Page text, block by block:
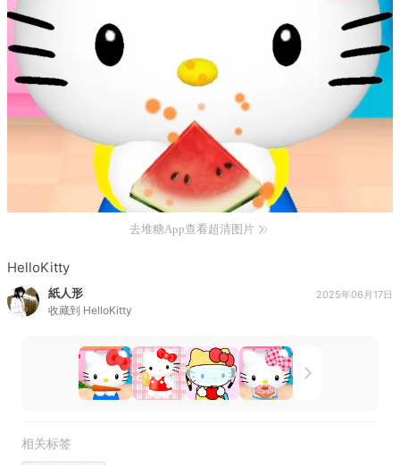
去堆糖App查看超清图片
HelloKitty
紙人形
收藏到 HelloKitty
2025年06月17日
相关标签